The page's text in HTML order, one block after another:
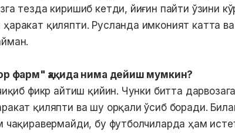
тезда киришиб кетди, йиғин пайти ўзини
қиляпти. Русланда имконият катта ва
фарм" ҳақида нима дейиш мумкин?
фикр айтиш қийин. Чунки битта
қиляпти ва шу орқали ўсиб боради.
чақиравермайди, бу футболчиларда ҳам